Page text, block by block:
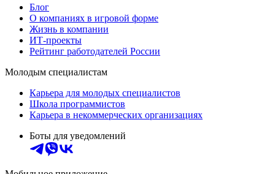
Блог
О компаниях в игровой форме
Жизнь в компании
ИТ-проекты
Рейтинг работодателей России
Молодым специалистам
Карьера для молодых специалистов
Школа программистов
Карьера в некоммерческих организациях
Боты для уведомлений